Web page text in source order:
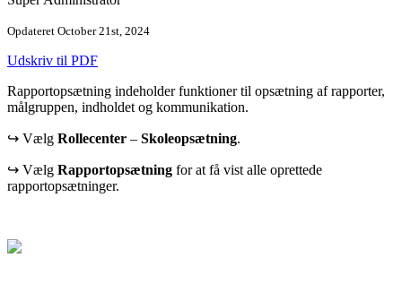
Opdateret October 21st, 2024
Udskriv til PDF
Rapportopsætning indeholder funktioner til opsætning af rapporter,
målgruppen, indholdet og kommunikation.
↪ Vælg Rollecenter – Skoleopsætning.
↪ Vælg Rapportopsætning for at få vist alle oprettede
rapportopsætninger.